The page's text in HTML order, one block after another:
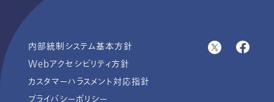
内部統制システム基本方針
Webアクセシビリティ方針
カスタマーハラスメント対応指針
プライバシーポリシー